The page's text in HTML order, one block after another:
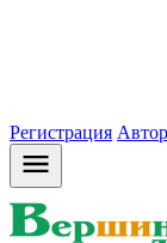
Регистрация